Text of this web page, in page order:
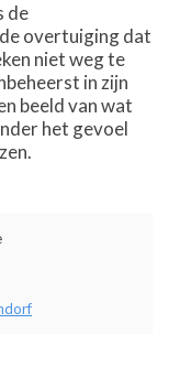
de
overtuiging dat
niet weg te
in zijn
beeld van wat
het gevoel